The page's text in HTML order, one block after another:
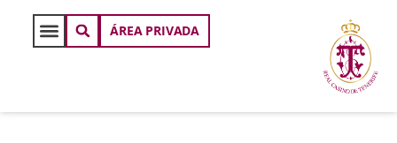
ÁREA PRIVADA